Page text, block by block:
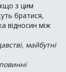
з цим
братися,
відносин між
майбутні